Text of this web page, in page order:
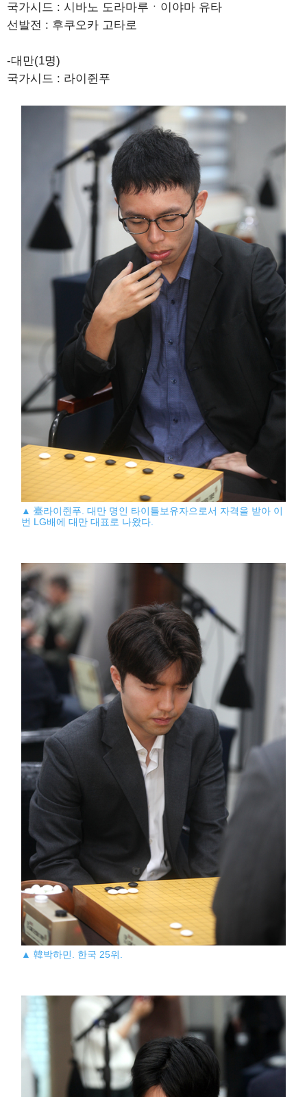
국가시드 : 시바노 도라마루ㆍ이야마 유타
선발전 : 후쿠오카 고타로
-대만(1명)
국가시드 : 라이쥔푸
▲ 臺라이쥔푸. 대만 명인 타이틀보유자으로서 자격을 받아 이
번 LG배에 대만 대표로 나왔다.
▲ 韓박하민. 한국 25위.